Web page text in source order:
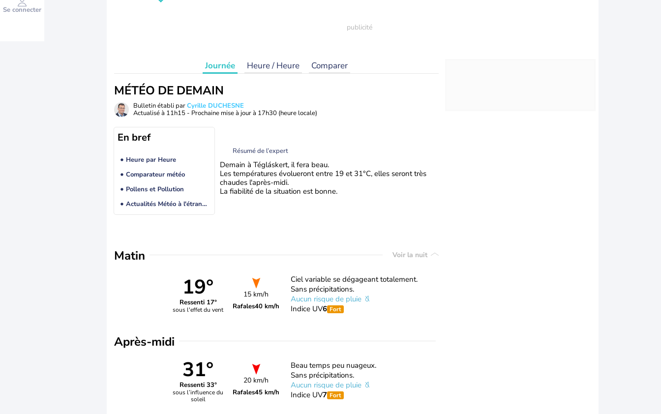
Se connecter
Journée Heure / Heure Comparer
MÉTÉO DE DEMAIN
Bulletin établi parCyrille DUCHESNE
Actualisé à 11h15 - Prochaine mise à jour à 17h30 (heure locale)
En bref
Heure par Heure
Comparateur météo
Pollens et Pollution
Actualités Météo à l'étranger
Résumé de l’expert
Demain à Tégláskert, il fera beau.
Les températures évolueront entre 19 et 31°C, elles seront très
chaudes l'après-midi.
La fiabilité de la situation est bonne.
Matin Voir la nuit
19°
Ressenti 17°
sous l'effet du vent
15 km/h
Rafales40 km/h
Ciel variable se dégageant totalement.
Sans précipitations.
Aucun risque de pluie
Indice UV6 Fort
Après-midi
31°
Ressenti 33°
sous l’influence du
soleil
20 km/h
Rafales45 km/h
Beau temps peu nuageux.
Sans précipitations.
Aucun risque de pluie
Indice UV7 Fort